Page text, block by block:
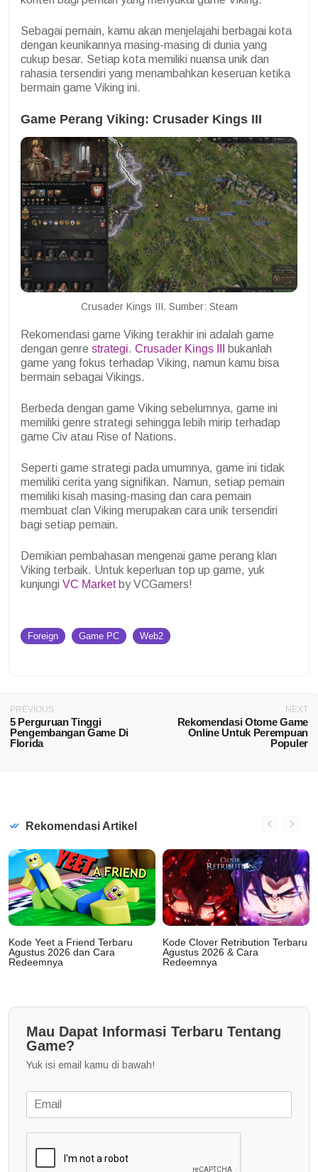
Sebagai pemain, kamu akan menjelajahi berbagai kota
dengan keunikannya masing-masing di dunia yang
cukup besar. Setiap kota memiliki nuansa unik dan
rahasia tersendiri yang menambahkan keseruan ketika
bermain game Viking ini.
Game Perang Viking: Crusader Kings III
Crusader Kings III. Sumber: Steam
Rekomendasi game Viking terakhir ini adalah game
dengan genre strategi. Crusader Kings III
bukanlah
game yang fokus terhadap Viking, namun kamu bisa
bermain sebagai Vikings.
Berbeda dengan game Viking sebelumnya, game ini
memiliki genre strategi sehingga lebih mirip terhadap
game Civ atau Rise of Nations.
Seperti game strategi pada umumnya, game ini tidak
memiliki cerita yang signifikan. Namun, setiap pemain
memiliki kisah masing-masing dan cara pemain
membuat clan Viking merupakan cara unik tersendiri
bagi setiap pemain.
Demikian pembahasan mengenai game perang klan
Viking terbaik. Untuk keperluan top up game, yuk
kunjungi VC Marketby VCGamers!
Foreign Game PC Web2
PREVIOUS
5 Perguruan Tinggi
Pengembangan Game Di
Florida
NEXT
Rekomendasi Otome Game
Online Untuk Perempuan
Populer
Rekomendasi Artikel
Kode Yeet a Friend Terbaru
Agustus 2026 dan Cara
Redeemnya
Kode Clover Retribution Terbaru
Agustus 2026 & Cara
Redeemnya
Mau Dapat Informasi Terbaru Tentang
Game?
Yuk isi email kamu di bawah!